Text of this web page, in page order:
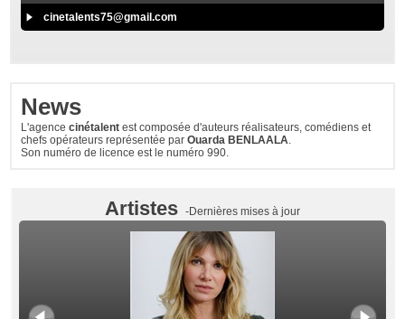
News
L'agencecinétalent est composée d'auteurs réalisateurs, comédiens et
chefs opérateurs représentée parOuarda BENLAALA.
Son numéro de licence est le numéro 990.
cinetalents75@gmail.com
Artistes -Dernières mises à jour